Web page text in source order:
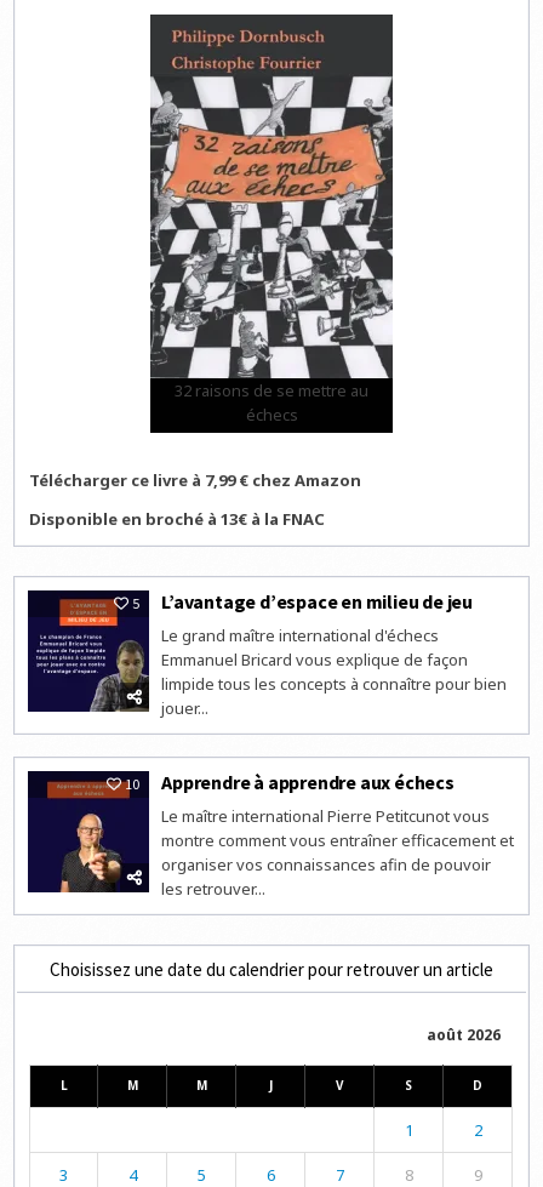
32 raisons de se mettre au
échecs
Télécharger ce livre à 7,99 € chez Amazon
Disponible en broché à 13€ à la FNAC
5 L’avantage d’espace en milieu de jeu
Le grand maître international d'échecs
Emmanuel Bricard vous explique de façon
limpide tous les concepts à connaître pour bien
jouer...
10 Apprendre à apprendre aux échecs
Le maître international Pierre Petitcunot vous
montre comment vous entraîner efficacement et
organiser vos connaissances afin de pouvoir
les retrouver...
Choisissez une date du calendrier pour retrouver un article
août 2026
L M M J V S D
1 2
3 4 5 6 7 8 9